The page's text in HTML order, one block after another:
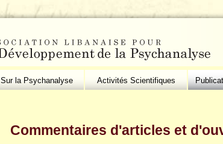
Sur la Psychanalyse Activités Scientifiques
Commentaires d'articles et